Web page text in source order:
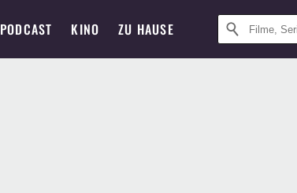
PODCAST KINO ZU HAUSE